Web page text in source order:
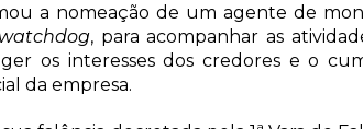
a nomeação de um agente de
watchdog, para acompanhar as
os interesses dos credores e o
da empresa.